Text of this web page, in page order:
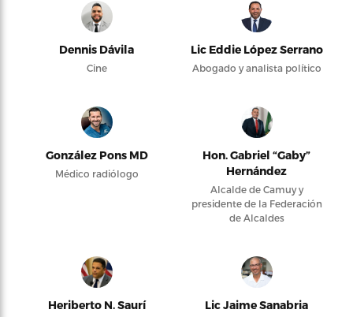
Dennis Dávila
Cine
Lic Eddie López Serrano
Abogado y analista político
González Pons MD
Médico radiólogo
Hon. Gabriel “Gaby”
Hernández
Alcalde de Camuy y
presidente de la Federación
de Alcaldes
Heriberto N. Saurí Lic Jaime Sanabria